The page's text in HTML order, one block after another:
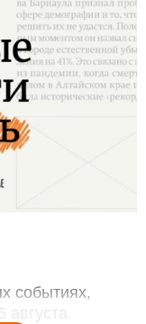
событиях,